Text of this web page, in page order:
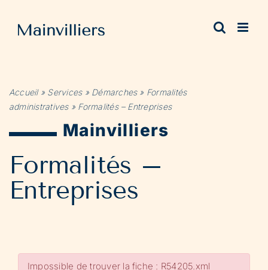
contenu
Accueil» Services» Démarches» Formalités
administratives» Formalités – Entreprises
Mainvilliers
Formalités –
Entreprises
Impossible de trouver la fiche : R54205.xml